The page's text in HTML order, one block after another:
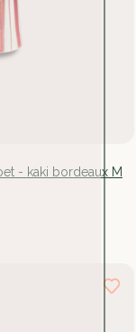
- kaki bordeaux M